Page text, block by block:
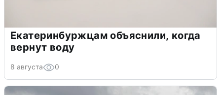
Екатеринбуржцам объяснили, когда
вернут воду
8 августа 0